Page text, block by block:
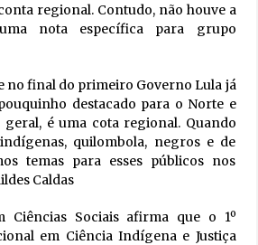
regional. Contudo, não houve a
nota específica para grupo
no final do primeiro Governo Lula já
destacado para o Norte e
geral, é uma cota regional. Quando
quilombola, negros e de
temas para esses públicos nos
Caldas
Ciências Sociais afirma que o 1º
em Ciência Indígena e Justiça